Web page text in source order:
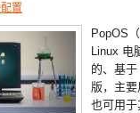
置
PopOS
Linux
的、基
版，主要
也可用于